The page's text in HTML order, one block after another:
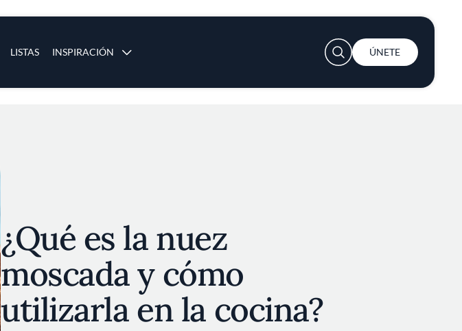
LISTAS INSPIRACIÓN
User account menu
ÚNETE
¿Qué es la nuez
moscada y cómo
utilizarla en la cocina?